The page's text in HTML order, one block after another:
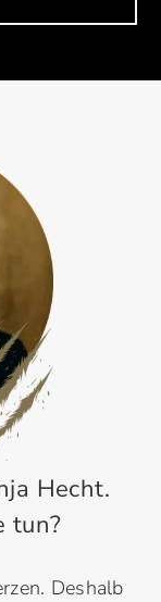
Hecht.
tun?
Deshalb